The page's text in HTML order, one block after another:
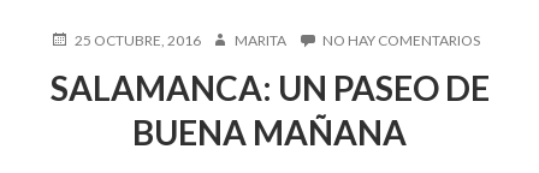
DE
AYUDA
PUBLICADO
25 OCTUBRE, 2016 AUTORMARITA NO HAY COMENTARIOSEN
UN
PASEO
SALAMANCA: UN PASEO DE
BUENA MAÑANA